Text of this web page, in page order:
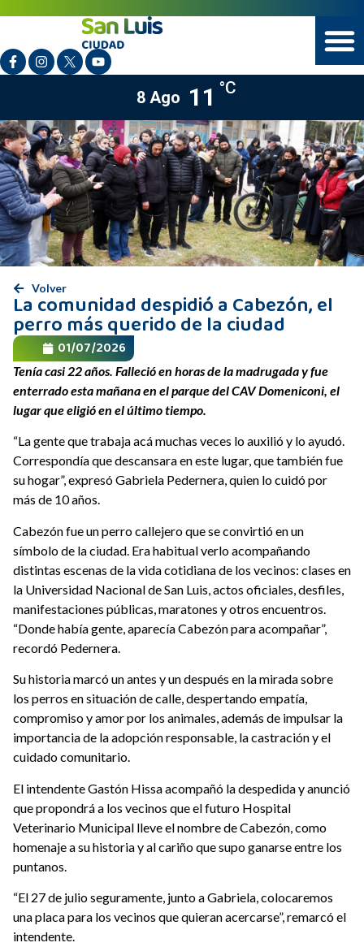
8 Ago 11 °C
Volver
La comunidad despidió a Cabezón, el
perro más querido de la ciudad
01/07/2026
Tenía casi 22 años. Falleció en horas de la madrugada y fue
enterrado esta mañana en el parque del CAV Domeniconi, el
lugar que eligió en el último tiempo.
“La gente que trabaja acá muchas veces lo auxilió y lo ayudó.
Correspondía que descansara en este lugar, que también fue
su hogar”, expresó Gabriela Pedernera, quien lo cuidó por
más de 10 años.
Cabezón fue un perro callejero que se convirtió en un
símbolo de la ciudad. Era habitual verlo acompañando
distintas escenas de la vida cotidiana de los vecinos: clases en
la Universidad Nacional de San Luis, actos oficiales, desfiles,
manifestaciones públicas, maratones y otros encuentros.
“Donde había gente, aparecía Cabezón para acompañar”,
recordó Pedernera.
Su historia marcó un antes y un después en la mirada sobre
los perros en situación de calle, despertando empatía,
compromiso y amor por los animales, además de impulsar la
importancia de la adopción responsable, la castración y el
cuidado comunitario.
El intendente Gastón Hissa acompañó la despedida y anunció
que propondrá a los vecinos que el futuro Hospital
Veterinario Municipal lleve el nombre de Cabezón, como
homenaje a su historia y al cariño que supo ganarse entre los
puntanos.
“El 27 de julio seguramente, junto a Gabriela, colocaremos
una placa para los vecinos que quieran acercarse”, remarcó el
intendente.